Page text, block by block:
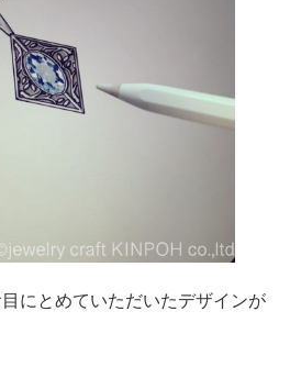
にとめていただいたデザインが